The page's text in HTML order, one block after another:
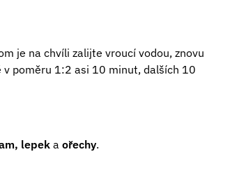
je na chvíli zalijte vroucí vodou, znovu
poměru 1:2 asi 10 minut, dalších 10
lepeka ořechy.